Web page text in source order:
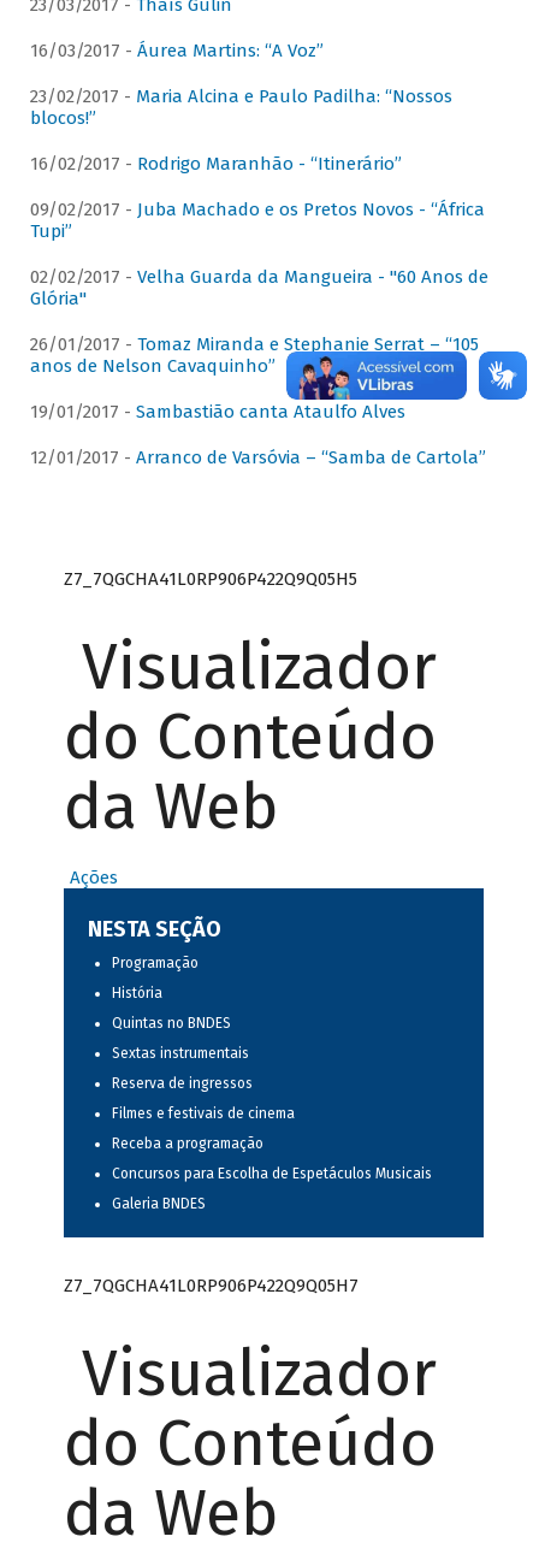
23/03/2017 - Thaís Gulin
16/03/2017 - Áurea Martins: “A Voz”
23/02/2017 - Maria Alcina e Paulo Padilha: “Nossos
blocos!”
16/02/2017 - Rodrigo Maranhão - “Itinerário”
09/02/2017 - Juba Machado e os Pretos Novos - “África
Tupi”
02/02/2017 - Velha Guarda da Mangueira - "60 Anos de
Glória"
26/01/2017 - Tomaz Miranda e Stephanie Serrat – “105
anos de Nelson Cavaquinho”
19/01/2017 - Sambastião canta Ataulfo Alves
12/01/2017 - Arranco de Varsóvia – “Samba de Cartola”
Z7_7QGCHA41L0RP906P422Q9Q05H5
Visualizador
do Conteúdo
da Web
Ações
NESTA SEÇÃO
Programação
História
Quintas no BNDES
Sextas instrumentais
Reserva de ingressos
Filmes e festivais de cinema
Receba a programação
Concursos para Escolha de Espetáculos Musicais
Galeria BNDES
Z7_7QGCHA41L0RP906P422Q9Q05H7
Visualizador
do Conteúdo
da Web